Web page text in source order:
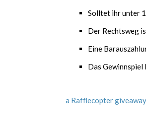
Solltet ihr unter
Der Rechtsweg
Eine
Das
a Rafflecopter giveaway